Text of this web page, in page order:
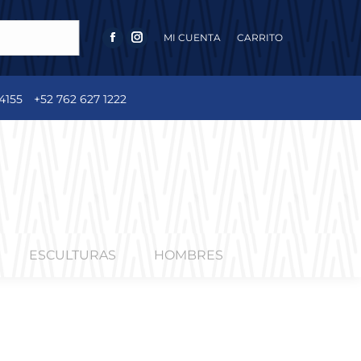
FACEBOOK
INSTAGRAM
MI CUENTA CARRITO
+52 762 627 1222
ESCULTURAS HOMBRES